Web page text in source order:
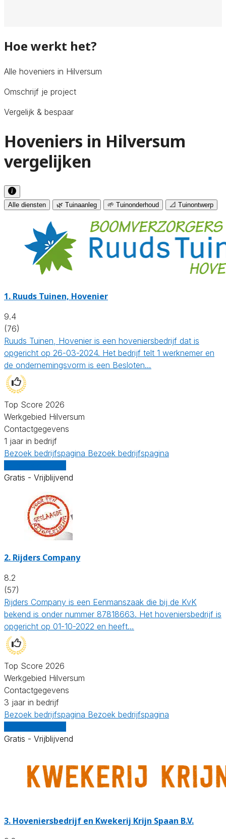
Hoe werkt het?
Alle hoveniers in Hilversum
Omschrijf je project
Vergelijk & bespaar
Hoveniers in Hilversum
vergelijken
Alle diensten 🌿 Tuinaanleg 🌱 Tuinonderhoud 📐 Tuinontwerp
1. Ruuds Tuinen, Hovenier
9.4
(76)
Ruuds Tuinen, Hovenier is een hoveniersbedrijf dat is
opgericht op 26-03-2024. Het bedrijf telt 1 werknemer en
de ondernemingsvorm is een Besloten…
Top Score 2026
Werkgebied Hilversum
Contactgegevens
1 jaar in bedrijf
Bezoek bedrijfspagina Bezoek bedrijfspagina
Gratis - Vrijblijvend
2. Rijders Company
8.2
(57)
Rijders Company is een Eenmanszaak die bij de KvK
bekend is onder nummer 87818663. Het hoveniersbedrijf is
opgericht op 01-10-2022 en heeft…
Top Score 2026
Werkgebied Hilversum
Contactgegevens
3 jaar in bedrijf
Bezoek bedrijfspagina Bezoek bedrijfspagina
Gratis - Vrijblijvend
3. Hoveniersbedrijf en Kwekerij Krijn Spaan B.V.